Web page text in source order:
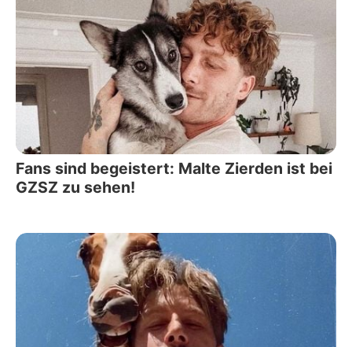
Fans sind begeistert: Malte Zierden ist bei
GZSZ zu sehen!